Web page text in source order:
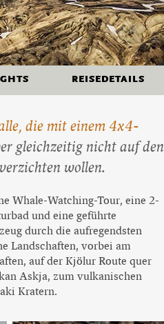
REISEDETAILS
die mit einem 4x4-
gleichzeitig nicht auf den
wollen.
Whale-Watching-Tour, eine 2-
und eine geführte
durch die aufregendsten
Landschaften, vorbei am
auf der Kjölur Route quer
Askja, zum vulkanischen
Kratern.